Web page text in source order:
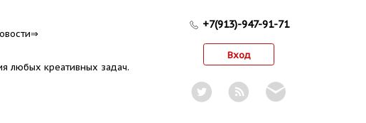
любых креативных задач.
+7(913)-947-91-71
Вход